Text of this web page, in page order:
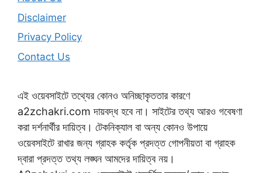
Disclaimer
Privacy Policy
Contact Us
এই ওয়েবসাইটে তথ্যের কোনও অনিচ্ছাকৃততার কারণে
a2zchakri.com দায়বদ্ধ হবে না। সাইটের তথ্য আরও গবেষণা
করা দর্শনার্থীর দায়িত্ব। টেকনিক্যাল বা অন্য কোনও উপায়ে
ওয়েবসাইটে রাখার জন্য গ্রাহক কর্তৃক প্রদত্ত গোপনীয়তা বা গ্রাহক
দ্বারা প্রদত্ত তথ্য লঙ্ঘন আমদের দায়িত্ব নয়।